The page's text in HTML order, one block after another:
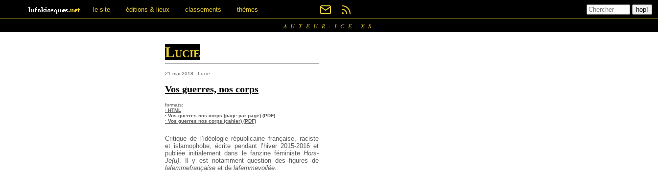
le site éditions & lieux classements thèmes
AUTEUR·ICE·XS
Lucie
21 mai 2018 - Lucie
Vos guerres, nos corps
formats:
· HTML
· Vos guerres nos corps (page par page) (PDF)
· Vos guerres nos corps (cahier) (PDF)
Critique de l’idéologie républicaine française, raciste
et islamophobe, écrite pendant l’hiver 2015-2016 et
publiée initialement dans le fanzine féministe Hors-
Je(u). Il y est notamment question des figures de
lafemmefrançaise et de lafemmevoilée.